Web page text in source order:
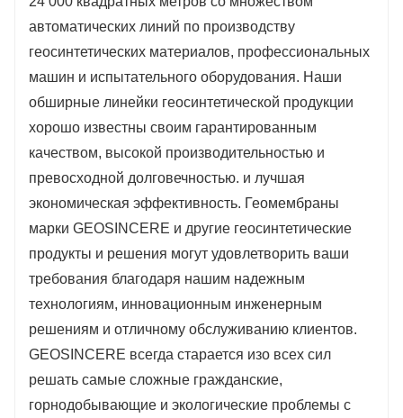
автоматических линий по производству
геосинтетических материалов, профессиональных
машин и испытательного оборудования. Наши
обширные линейки геосинтетической продукции
хорошо известны своим гарантированным
качеством, высокой производительностью и
превосходной долговечностью. и лучшая
экономическая эффективность. Геомембраны
марки GEOSINCERE и другие геосинтетические
продукты и решения могут удовлетворить ваши
требования благодаря нашим надежным
технологиям, инновационным инженерным
решениям и отличному обслуживанию клиентов.
GEOSINCERE всегда старается изо всех сил
решать самые сложные гражданские,
горнодобывающие и экологические проблемы с